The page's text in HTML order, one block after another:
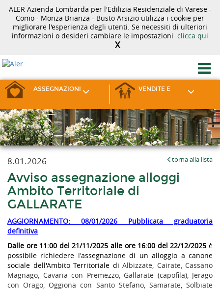
ALER Azienda Lombarda per l'Edilizia Residenziale di Varese -
Como - Monza Brianza - Busto Arsizio utilizza i cookie per
migliorare l'esperienza degli utenti. Se necessiti di ulteriori
informazioni o desideri cambiare le impostazioni clicca qui
X
ASSEGNAZIONI VENDITE E
8.01.2026 torna alla lista
Avviso assegnazione alloggi
Ambito Territoriale di
GALLARATE
AGGIORNAMENTO: 08/01/2026 Pubblicata graduatoria
definitiva
Dalle ore 11:00 del 21/11/2025 alle ore 16:00 del 22/12/2025 è
possibile richiedere l'assegnazione di un alloggio a canone
sociale dell'Ambito Territoriale di Albizzate, Cairate, Cassano
Magnago, Cavaria con Premezzo, Gallarate (capofila), Jerago
con Orago, Oggiona con Santo Stefano, Samarate, Solbiate